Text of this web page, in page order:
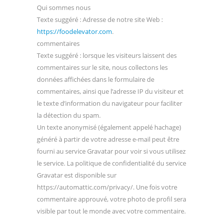
Qui sommes nous
Texte suggéré : Adresse de notre site Web :
https://foodelevator.com.
commentaires
Texte suggéré : lorsque les visiteurs laissent des
commentaires sur le site, nous collectons les
données affichées dans le formulaire de
commentaires, ainsi que l’adresse IP du visiteur et
le texte d’information du navigateur pour faciliter
la détection du spam.
Un texte anonymisé (également appelé hachage)
généré à partir de votre adresse e-mail peut être
fourni au service Gravatar pour voir si vous utilisez
le service. La politique de confidentialité du service
Gravatar est disponible sur
https://automattic.com/privacy/. Une fois votre
commentaire approuvé, votre photo de profil sera
visible par tout le monde avec votre commentaire.